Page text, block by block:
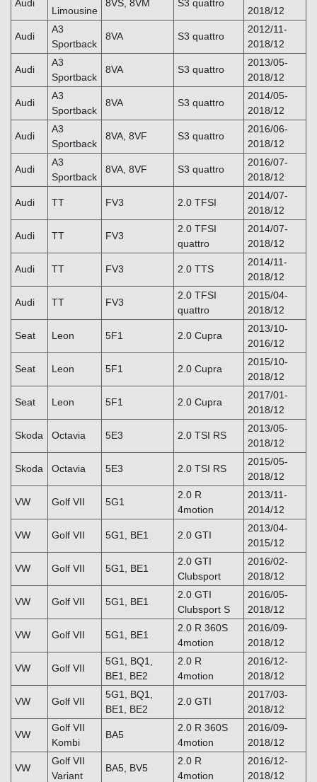
Audi
Limousine
8VS, 8VM S3 quattro
2018/12
Audi
A3
Sportback
8VA S3 quattro
2012/11-
2018/12
Audi
A3
Sportback
8VA S3 quattro
2013/05-
2018/12
Audi
A3
Sportback
8VA S3 quattro
2014/05-
2018/12
Audi
A3
Sportback
8VA, 8VF S3 quattro
2016/06-
2018/12
Audi
A3
Sportback
8VA, 8VF S3 quattro
2016/07-
2018/12
Audi TT FV3 2.0 TFSI
2014/07-
2018/12
Audi TT FV3
2.0 TFSI
quattro
2014/07-
2018/12
Audi TT FV3 2.0 TTS
2014/11-
2018/12
Audi TT FV3
2.0 TFSI
quattro
2015/04-
2018/12
Seat Leon 5F1 2.0 Cupra
2013/10-
2016/12
Seat Leon 5F1 2.0 Cupra
2015/10-
2018/12
Seat Leon 5F1 2.0 Cupra
2017/01-
2018/12
Skoda Octavia 5E3 2.0 TSI RS
2013/05-
2018/12
Skoda Octavia 5E3 2.0 TSI RS
2015/05-
2018/12
VW Golf VII 5G1
2.0 R
4motion
2013/11-
2014/12
VW Golf VII 5G1, BE1 2.0 GTI
2013/04-
2015/12
VW Golf VII 5G1, BE1
2.0 GTI
Clubsport
2016/02-
2018/12
VW Golf VII 5G1, BE1
2.0 GTI
Clubsport S
2016/05-
2018/12
VW Golf VII 5G1, BE1
2.0 R 360S
4motion
2016/09-
2018/12
VW Golf VII
5G1, BQ1,
BE1, BE2
2.0 R
4motion
2016/12-
2018/12
VW Golf VII
5G1, BQ1,
BE1, BE2
2.0 GTI
2017/03-
2018/12
VW
Golf VII
Kombi
BA5
2.0 R 360S
4motion
2016/09-
2018/12
VW
Golf VII
Variant
BA5, BV5
2.0 R
4motion
2016/12-
2018/12